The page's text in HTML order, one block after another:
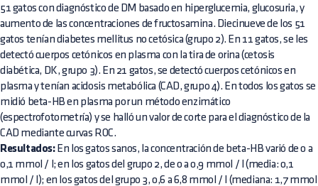
51 gatos con diagnóstico de DM basado en hiperglucemia, glucosuria, y
aumento de las concentraciones de fructosamina. Diecinueve de los 51
gatos tenían diabetes mellitus no cetósica (grupo 2). En 11 gatos, se les
detectó cuerpos cetónicos en plasma con la tira de orina (cetosis
diabética, DK, grupo 3). En 21 gatos, se detectó cuerpos cetónicos en
plasma y tenían acidosis metabólica (CAD, grupo 4). En todos los gatos se
midió beta-HB en plasma por un método enzimático
(espectrofotometría) y se halló un valor de corte para el diagnóstico de la
CAD mediante curvas ROC.
Resultados:En los gatos sanos, la concentración de beta-HB varió de 0 a
0,1 mmol / l; en los gatos del grupo 2, de 0 a 0,9 mmol / l (media: 0,1
mmol / l); en los gatos del grupo 3, 0,6 a 6,8 mmol / l (mediana: 1,7 mmol